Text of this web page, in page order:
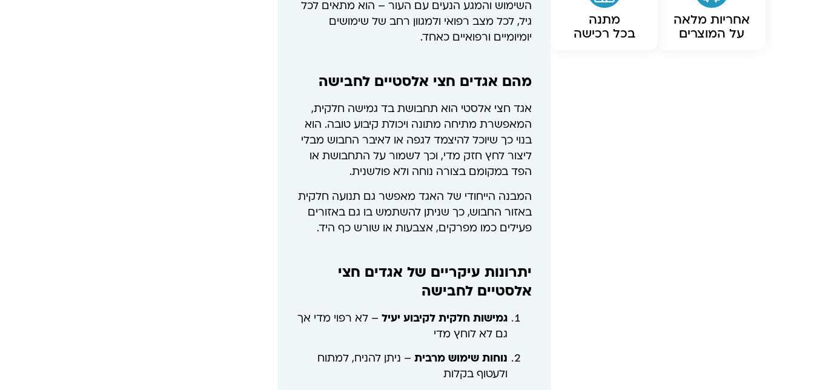
אחריות מלאה
על המוצרים
מתנה
בכל רכישה
השימוש והמגע הנעים עם העור – הוא מתאים לכל
גיל, לכל מצב רפואי ולמגוון רחב של שימושים
יומיומיים ורפואיים כאחד.
מהם אגדים חצי אלסטיים לחבישה
אגד חצי אלסטי הוא תחבושת בד גמישה חלקית,
המאפשרת מתיחה מתונה ויכולת קיבוע טובה. הוא
בנוי כך שיוכל להיצמד לגפה או לאיבר החבוש מבלי
ליצור לחץ חזק מדי, וכך לשמור על התחבושת או
הפד במקומם בצורה נוחה ולא פולשנית.
המבנה הייחודי של האגד מאפשר גם תנועה חלקית
באזור החבוש, כך שניתן להשתמש בו גם באזורים
פעילים כמו מפרקים, אצבעות או שורש כף היד.
יתרונות עיקריים של אגדים חצי
אלסטיים לחבישה
גמישות חלקית לקיבוע יעיל – לא רפוי מדי אך
גם לא לוחץ מדי
נוחות שימוש מרבית – ניתן להניח, למתוח
ולעטוף בקלות